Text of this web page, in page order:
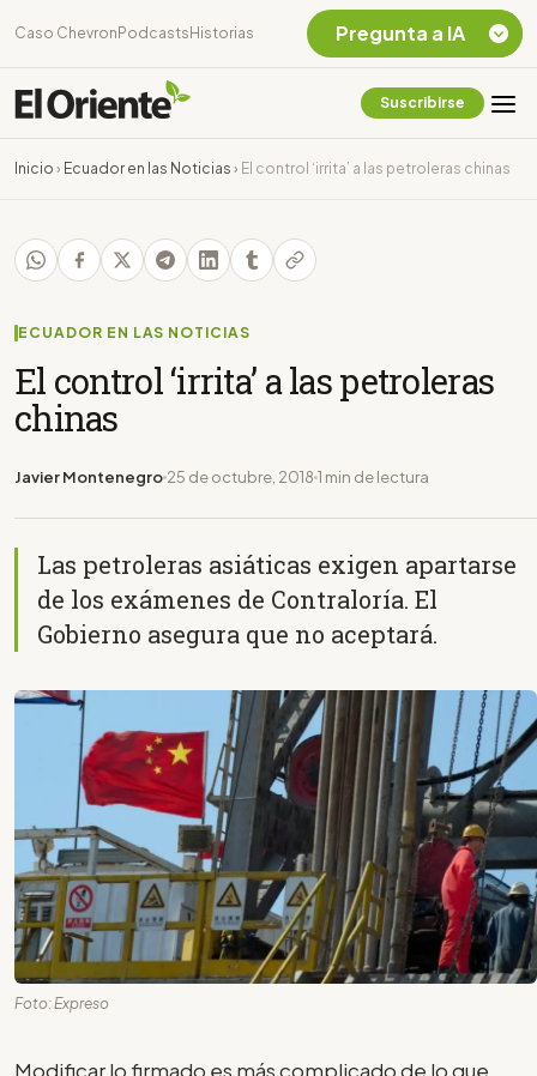
Caso Chevron Podcasts Historias
Suscribirse
Inicio › Ecuador en las Noticias › El control ‘irrita’ a las petroleras chinas
ECUADOR EN LAS NOTICIAS
El control ‘irrita’ a las petroleras
chinas
Javier Montenegro 25 de octubre, 2018 1 min de lectura
Las petroleras asiáticas exigen apartarse
de los exámenes de Contraloría. El
Gobierno asegura que no aceptará.
Foto: Expreso
Modificar lo firmado es más complicado de lo que
Pregunta a IA
Chevron Ecuador